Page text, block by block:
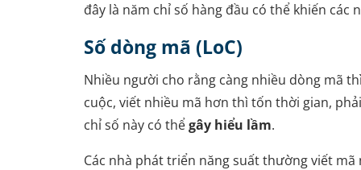
đây là năm chỉ số hàng đầu có thể khiến các
Số dòng mã (LoC)
Nhiều người cho rằng càng nhiều dòng mã
cuộc, viết nhiều mã hơn thì tốn thời gian,
chỉ số này có thểgây hiểu lầm.
Các nhà phát triển năng suất thường viết